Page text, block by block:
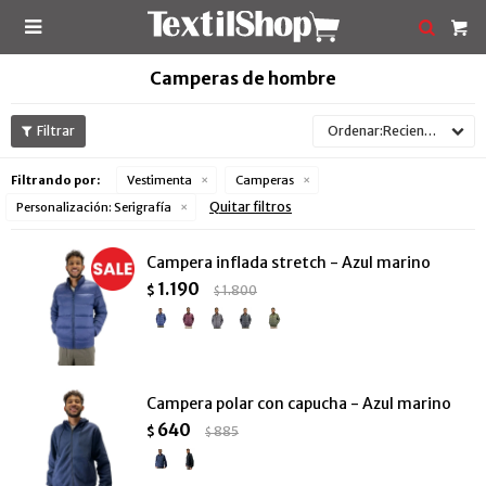

Camperas de hombre
Recientes
Filtrando por: Vestimenta
Camperas
Personalización: Serigrafía Quitar filtros
Campera inflada stretch - Azul marino
$ 1.190 $1.800
Campera polar con capucha - Azul marino
$ 640 $885